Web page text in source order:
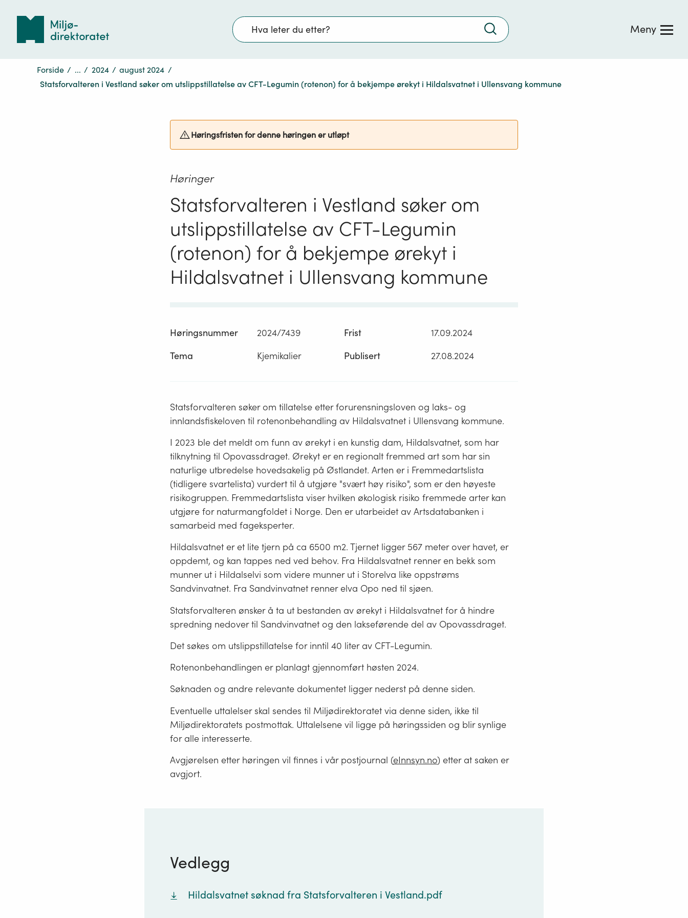
Søk
Trykk
søke
Meny
Forside / ... / 2024 / august 2024 /
Statsforvalteren i Vestland søker om utslippstillatelse av CFT-Legumin (rotenon) for å bekjempe ørekyt i Hildalsvatnet i Ullensvang kommune
Høringsfristen for denne høringen er utløpt
Høringer
Statsforvalteren i Vestland søker om
utslippstillatelse av CFT-Legumin
(rotenon) for å bekjempe ørekyt i
Hildalsvatnet i Ullensvang kommune
Høringsnummer 2024/7439 Frist
17.09.2024
Tema
Kjemikalier Publisert 27.08.2024
Statsforvalteren søker om tillatelse etter forurensningsloven og laks- og
innlandsfiskeloven til rotenonbehandling av Hildalsvatnet i Ullensvang kommune.
I 2023 ble det meldt om funn av ørekyt i en kunstig dam, Hildalsvatnet, som har
tilknytning til Opovassdraget. Ørekyt er en regionalt fremmed art som har sin
naturlige utbredelse hovedsakelig på Østlandet. Arten er i Fremmedartslista
(tidligere svartelista) vurdert til å utgjøre "svært høy risiko", som er den høyeste
risikogruppen. Fremmedartslista viser hvilken økologisk risiko fremmede arter kan
utgjøre for naturmangfoldet i Norge. Den er utarbeidet av Artsdatabanken i
samarbeid med fageksperter.
Hildalsvatnet er et lite tjern på ca 6500 m2. Tjernet ligger 567 meter over havet, er
oppdemt, og kan tappes ned ved behov. Fra Hildalsvatnet renner en bekk som
munner ut i Hildalselvi som videre munner ut i Storelva like oppstrøms
Sandvinvatnet. Fra Sandvinvatnet renner elva Opo ned til sjøen.
Statsforvalteren ønsker å ta ut bestanden av ørekyt i Hildalsvatnet for å hindre
spredning nedover til Sandvinvatnet og den lakseførende del av Opovassdraget.
Det søkes om utslippstillatelse for inntil 40 liter av CFT-Legumin.
Rotenonbehandlingen er planlagt gjennomført høsten 2024.
Søknaden og andre relevante dokumentet ligger nederst på denne siden.
Eventuelle uttalelser skal sendes til Miljødirektoratet via denne siden, ikke til
Miljødirektoratets postmottak. Uttalelsene vil ligge på høringssiden og blir synlige
for alle interesserte.
Avgjørelsen etter høringen vil finnes i vår postjournal (eInnsyn.no) etter at saken er
avgjort.
Vedlegg
Hildalsvatnet søknad fra Statsforvalteren i Vestland.pdf